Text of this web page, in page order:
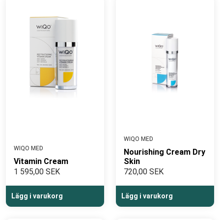
WIQO MED
Vitamin Cream
1 595,00 SEK
Lägg i varukorg
WIQO MED
Nourishing Cream Dry
Skin
720,00 SEK
Lägg i varukorg